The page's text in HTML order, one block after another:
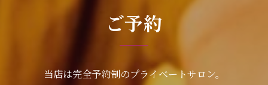
ご予約
当店は完全予約制のプライベートサロン。